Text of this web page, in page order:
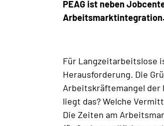
PEAG ist neben
Für Langzeitarbeitslose
Herausforderung. Die
Arbeitskräftemangel der
liegt das? Welche
Die Zeiten am